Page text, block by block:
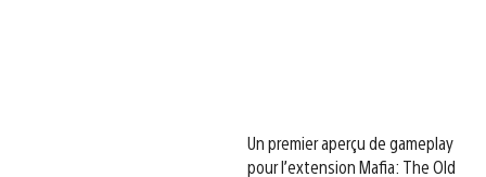
Un premier aperçu de gameplay
pour l’extension Mafia: The Old